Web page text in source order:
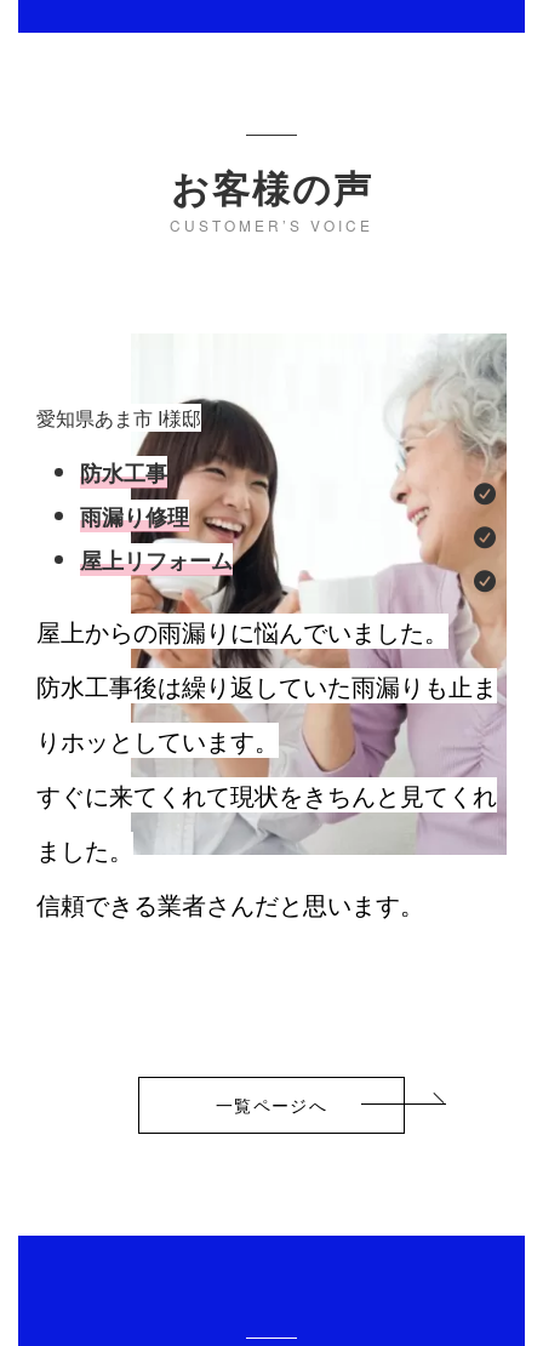
お客様の声
CUSTOMER’S VOICE
愛知県あま市 I様邸
防水工事
雨漏り修理
屋上リフォーム
屋上からの雨漏りに悩んでいました。
防水工事後は繰り返していた雨漏りも止ま
りホッとしています。
すぐに来てくれて現状をきちんと見てくれ
ました。
信頼できる業者さんだと思います。
一覧ページへ